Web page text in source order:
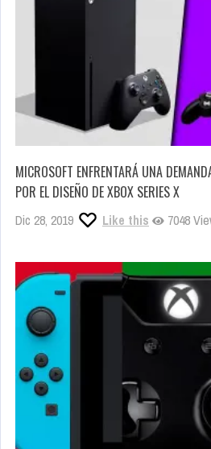
MICROSOFT ENFRENTARÁ UNA
POR EL DISEÑO DE XBOX SERIES X
Dic 28, 2019 Like this 7048